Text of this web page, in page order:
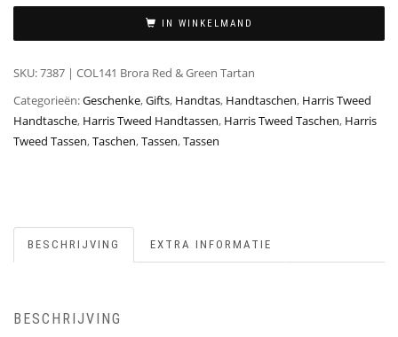
IN WINKELMAND
SKU:7387 | COL141 Brora Red & Green Tartan
Categorieën:Geschenke,Gifts, Handtas, Handtaschen, Harris Tweed
Handtasche, Harris Tweed Handtassen, Harris Tweed Taschen, Harris
Tweed Tassen,Taschen,Tassen,Tassen
BESCHRIJVING EXTRA INFORMATIE
BESCHRIJVING